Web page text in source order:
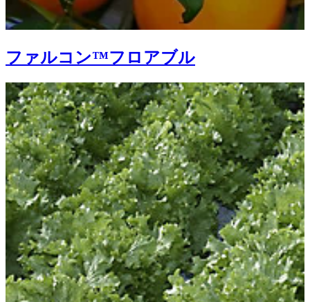
ファルコン™フロアブル